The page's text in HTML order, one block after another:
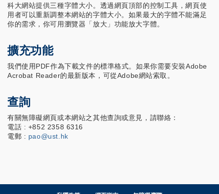
科大網站提供三種字體大小。透過網頁頂部的控制工具，網頁使
用者可以重新調整本網站的字體大小。如果最大的字體不能滿足
你的需求，你可用瀏覽器「放大」功能放大字體。
擴充功能
我們使用PDF作為下載文件的標準格式。如果你需要安裝Adobe
Acrobat Reader的最新版本，可從Adobe網站索取。
查詢
有關無障礙網頁或本網站之其他查詢或意見，請聯絡：
電話 : +852 2358 6316
電郵 : pao@ust.hk